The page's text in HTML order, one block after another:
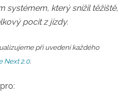
systémem, který snížil těžiště,
pocit z jízdy.
při uvedení každého
Next 2.0.